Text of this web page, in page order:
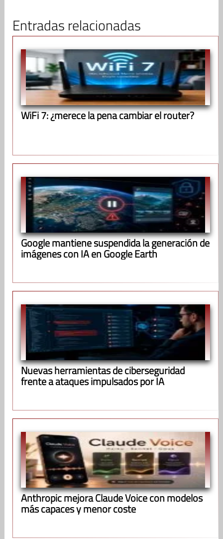
Entradas relacionadas
WiFi 7: ¿merece la pena cambiar el router?
Google mantiene suspendida la generación de
imágenes con IA en Google Earth
Nuevas herramientas de ciberseguridad
frente a ataques impulsados por IA
Anthropic mejora Claude Voice con modelos
más capaces y menor coste